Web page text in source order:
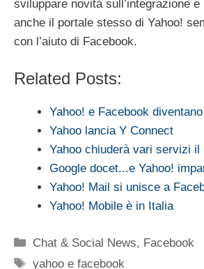
sviluppare novità sull’integrazione
anche il portale stesso di Yahoo!
con l’aiuto di Facebook.
Related Posts:
Yahoo! e Facebook
Yahoo lancia Y Connect
Yahoo chiuderà vari servizi il
Google docet...e Yahoo!
Yahoo! Mail si unisce a
Yahoo! Mobile è in Italia
Categorie
Chat & Social News, Facebook
Tag
yahoo e facebook